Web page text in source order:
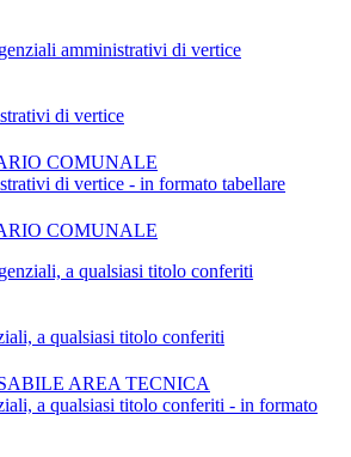
amministrativi di vertice
di vertice
COMUNALE
di vertice - in formato tabellare
COMUNALE
a qualsiasi titolo conferiti
a qualsiasi titolo conferiti
AREA TECNICA
a qualsiasi titolo conferiti - in formato